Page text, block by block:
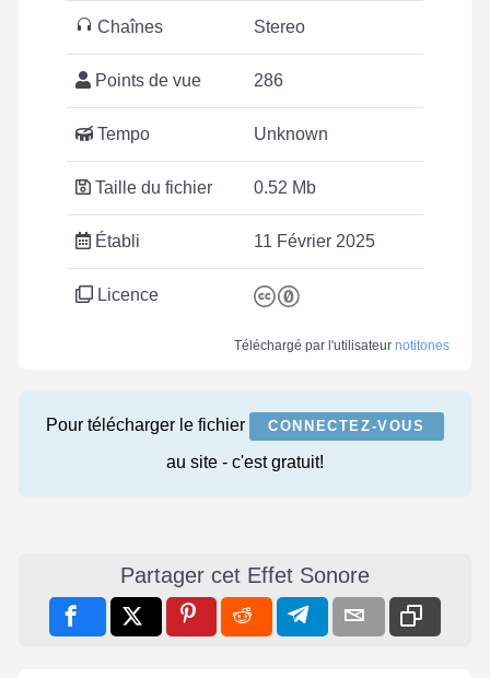
Chaînes Stereo
Points de vue 286
Tempo Unknown
Taille du fichier 0.52 Mb
Établi 11 Février 2025
Licence
Téléchargé par l'utilisateur notitones
Pour télécharger le fichier CONNECTEZ-VOUS
au site - c'est gratuit!
Partager cet Effet Sonore